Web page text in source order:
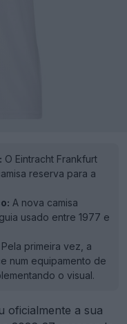
O Eintracht Frankfurt
reserva para a
A nova camisa
usado entre 1977 e
Pela primeira vez, a
num equipamento de
o visual.
oficialmente a sua